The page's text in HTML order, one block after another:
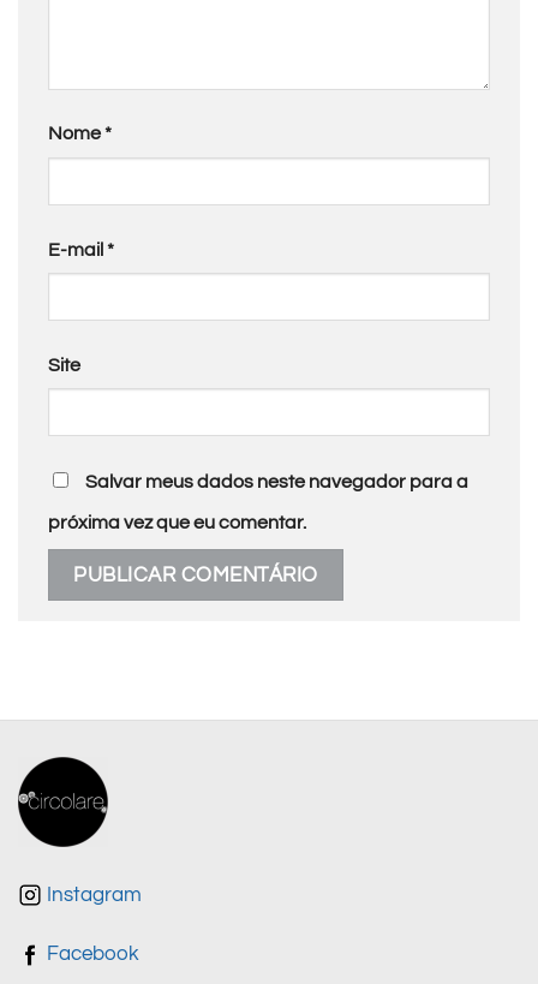
Nome*
E-mail*
Site
Salvar meus dados neste navegador para a
próxima vez que eu comentar.
Instagram
Facebook